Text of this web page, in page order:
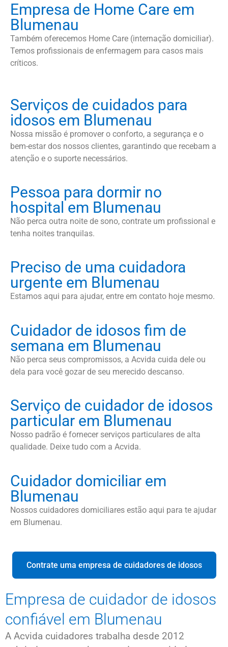
Empresa de Home Care em
Blumenau
Também oferecemos Home Care (internação domiciliar).
Temos profissionais de enfermagem para casos mais
críticos.
Serviços de cuidados para
idosos em Blumenau
Nossa missão é promover o conforto, a segurança e o
bem-estar dos nossos clientes, garantindo que recebam a
atenção e o suporte necessários.
Pessoa para dormir no
hospital em Blumenau
Não perca outra noite de sono, contrate um profissional e
tenha noites tranquilas.
Preciso de uma cuidadora
urgente em Blumenau
Estamos aqui para ajudar, entre em contato hoje mesmo.
Cuidador de idosos fim de
semana em Blumenau
Não perca seus compromissos, a Acvida cuida dele ou
dela para você gozar de seu merecido descanso.
Serviço de cuidador de idosos
particular em Blumenau
Nosso padrão é fornecer serviços particulares de alta
qualidade. Deixe tudo com a Acvida.
Cuidador domiciliar em
Blumenau
Nossos cuidadores domiciliares estão aqui para te ajudar
em Blumenau.
Contrate uma empresa de cuidadores de idosos
Empresa de cuidador de idosos
confiável em Blumenau
A Acvida cuidadores trabalha desde 2012